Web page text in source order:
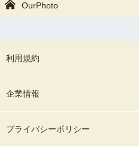
OurPhoto
利用規約
企業情報
プライバシーポリシー